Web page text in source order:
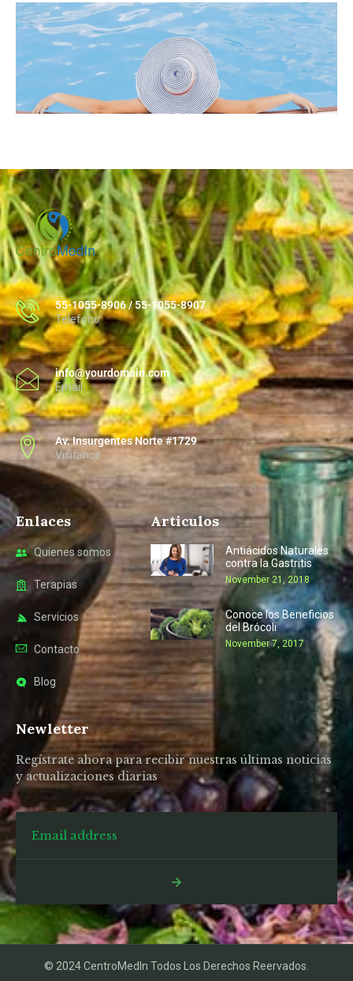
55-1055-8906 / 55-1055-8907
Telefono
info@yourdomain.com
Email
Av. Insurgentes Norte #1729
Visitanos
Enlaces
Quienes somos
Terapias
Servicios
Contacto
Blog
Articulos
Antiácidos Naturales
contra la Gastritis
November 21, 2018
Conoce los Beneficios
del Brócoli
November 7, 2017
Newletter
Regístrate ahora para recibir nuestras últimas noticias
y actualizaciones diarias
© 2024 CentroMedIn Todos Los Derechos Reervados.